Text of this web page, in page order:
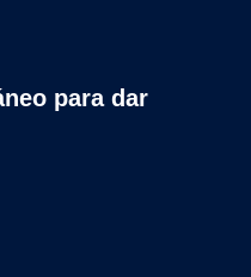
para dar